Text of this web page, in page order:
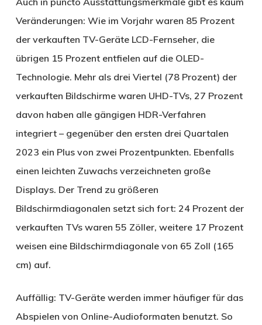
Veränderungen: Wie im Vorjahr waren 85 Prozent
der verkauften TV-Geräte LCD-Fernseher, die
übrigen 15 Prozent entfielen auf die OLED-
Technologie. Mehr als drei Viertel (78 Prozent) der
verkauften Bildschirme waren UHD-TVs, 27 Prozent
davon haben alle gängigen HDR-Verfahren
integriert – gegenüber den ersten drei Quartalen
2023 ein Plus von zwei Prozentpunkten. Ebenfalls
einen leichten Zuwachs verzeichneten große
Displays. Der Trend zu größeren
Bildschirmdiagonalen setzt sich fort: 24 Prozent der
verkauften TVs waren 55 Zöller, weitere 17 Prozent
weisen eine Bildschirmdiagonale von 65 Zoll (165
cm) auf.
Auffällig: TV-Geräte werden immer häufiger für das
Abspielen von Online-Audioformaten benutzt. So